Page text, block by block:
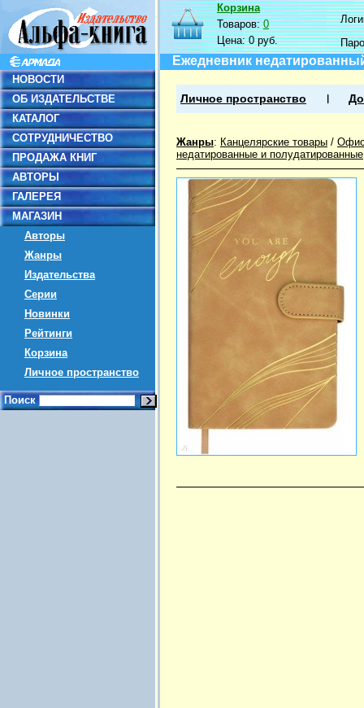
НОВОСТИ
ОБ ИЗДАТЕЛЬСТВЕ
КАТАЛОГ
СОТРУДНИЧЕСТВО
ПРОДАЖА КНИГ
АВТОРЫ
ГАЛЕРЕЯ
МАГАЗИН
Авторы
Жанры
Издательства
Серии
Новинки
Рейтинги
Корзина
Личное пространство
Поиск
Корзина
Товаров:0
Цена:0 руб.
Ежедневник
Личное пространство
Жанры: Канцелярские товары /
недатированные и полудатированные